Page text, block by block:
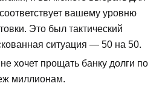
вашему уровню
Это был тактический
ситуация — 50 на 50.
хочет прощать банку долги по
миллионам.